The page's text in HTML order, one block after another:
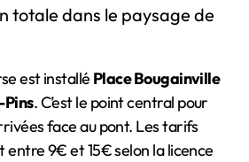
totale dans le paysage de
est installé Place Bougainville
. C’est le point central pour
face au pont. Les tarifs
entre 9€ et 15€ selon la licence